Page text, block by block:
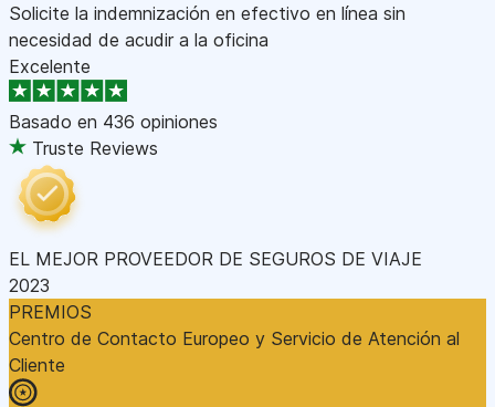
Solicite la indemnización en efectivo en línea sin
necesidad de acudir a la oficina
Excelente
Basado en 436 opiniones
Truste Reviews
EL MEJOR PROVEEDOR DE SEGUROS DE VIAJE
2023
PREMIOS
Centro de Contacto Europeo y Servicio de Atención al
Cliente